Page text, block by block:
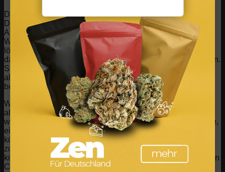
Da diese Cookies für die auf unserer Webseite verfügbaren
Dienste und Funktionen unbedingt erforderlich sind, hat die
Ablehnung Auswirkungen auf die Funktionsweise unserer
Webseite. Sie können Cookies jederzeit blockieren oder
löschen, indem Sie Ihre Browsereinstellungen ändern und
das Blockieren aller Cookies auf dieser Webseite erzwingen.
Sie werden jedoch immer aufgefordert, Cookies zu
akzeptieren / abzulehnen, wenn Sie unsere Website erneut
besuchen.
Wir respektieren es voll und ganz, wenn Sie Cookies
ablehnen möchten. Um zu vermeiden, dass Sie immer
wieder nach Cookies gefragt werden, erlauben Sie uns bitte,
einen Cookie für Ihre Einstellungen zu speichern. Sie
können sich jederzeit abmelden oder andere Cookies
zulassen, um unsere Dienste vollumfänglich nutzen zu
können. Wenn Sie Cookies ablehnen, werden alle gesetzten
Cookies auf unserer Domain entfernt.